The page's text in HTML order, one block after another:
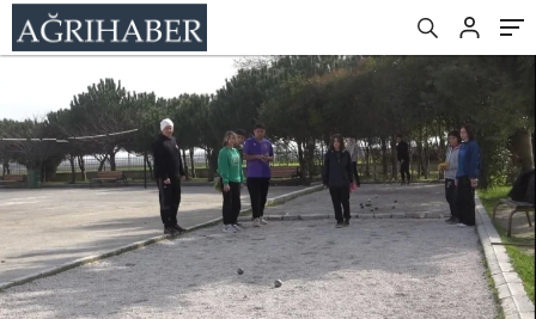
Başarıya Doymuyor